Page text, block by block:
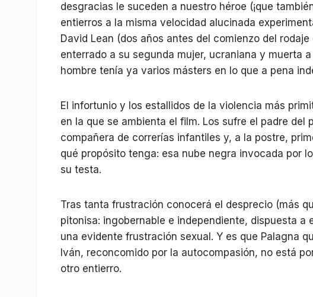
desgracias le suceden a nuestro héroe (¡que
entierros a la misma velocidad alucinada
David Lean (dos años antes del comienzo del
enterrado a su segunda mujer, ucraniana y muerta
hombre tenía ya varios másters en lo que a pena
El infortunio y los estallidos de la violencia más
en la que se ambienta el film. Los sufre el padre del
compañera de correrías infantiles y, a la postre,
qué propósito tenga: esa nube negra invocada por
su testa.
Tras tanta frustración conocerá el desprecio (más
pitonisa: ingobernable e independiente, dispuesta
una evidente frustración sexual. Y es que Palagna
Iván, reconcomido por la autocompasión, no está
otro entierro.